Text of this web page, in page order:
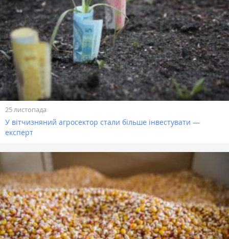
25 листопада
У вітчизняний агросектор стали більше інвестувати —
експерт